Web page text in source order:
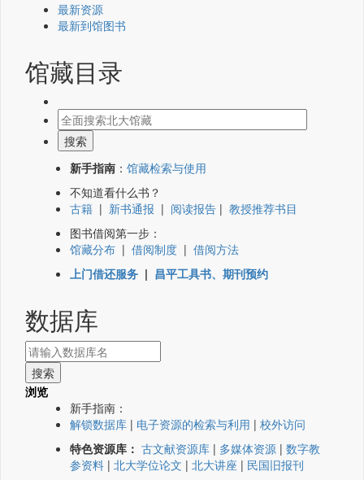
最新资源
最新到馆图书
馆藏目录
新手指南 ： 馆藏检索与使用
不知道看什么书？
古籍 | 新书通报 | 阅读报告 | 教授推荐书目
图书借阅第一步：
馆藏分布 | 借阅制度 | 借阅方法
上门借还服务 | 昌平工具书、期刊预约
数据库
浏览
新手指南：
解锁数据库 | 电子资源的检索与利用 | 校外访问
特色资源库： 古文献资源库 | 多媒体资源 | 数字教
参资料 | 北大学位论文 | 北大讲座 | 民国旧报刊